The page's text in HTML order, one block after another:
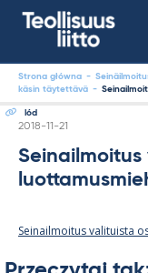
Strona główna -
käsin täytettävä -
lód
Kirjoitettu
2018-11-21
Seinailmoitus valituista